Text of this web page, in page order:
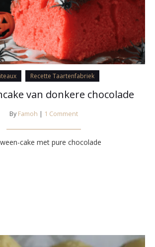
Recette Taartenfabriek
van donkere chocolade
By Famoh | 1 Comment
cake met pure chocolade